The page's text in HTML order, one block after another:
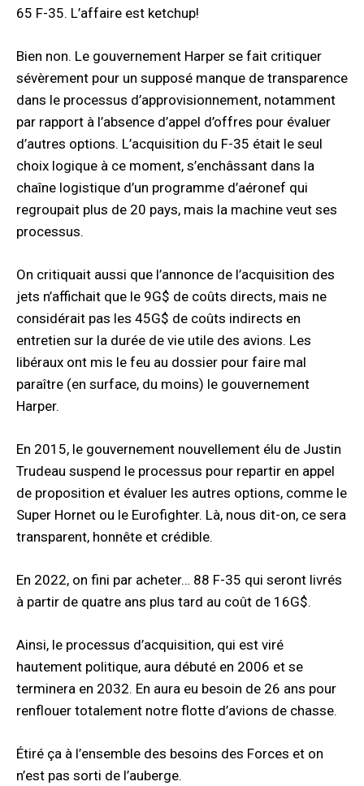
65 F-35. L’affaire est ketchup!
Bien non. Le gouvernement Harper se fait critiquer
sévèrement pour un supposé manque de transparence
dans le processus d’approvisionnement, notamment
par rapport à l’absence d’appel d’offres pour évaluer
d’autres options. L’acquisition du F-35 était le seul
choix logique à ce moment, s’enchâssant dans la
chaîne logistique d’un programme d’aéronef qui
regroupait plus de 20 pays, mais la machine veut ses
processus.
On critiquait aussi que l’annonce de l’acquisition des
jets n’affichait que le 9G$ de coûts directs, mais ne
considérait pas les 45G$ de coûts indirects en
entretien sur la durée de vie utile des avions. Les
libéraux ont mis le feu au dossier pour faire mal
paraître (en surface, du moins) le gouvernement
Harper.
En 2015, le gouvernement nouvellement élu de Justin
Trudeau suspend le processus pour repartir en appel
de proposition et évaluer les autres options, comme le
Super Hornet ou le Eurofighter. Là, nous dit-on, ce sera
transparent, honnête et crédible.
En 2022, on fini par acheter… 88 F-35 qui seront livrés
à partir de quatre ans plus tard au coût de 16G$.
Ainsi, le processus d’acquisition, qui est viré
hautement politique, aura débuté en 2006 et se
terminera en 2032. En aura eu besoin de 26 ans pour
renflouer totalement notre flotte d’avions de chasse.
Étiré ça à l’ensemble des besoins des Forces et on
n’est pas sorti de l’auberge.